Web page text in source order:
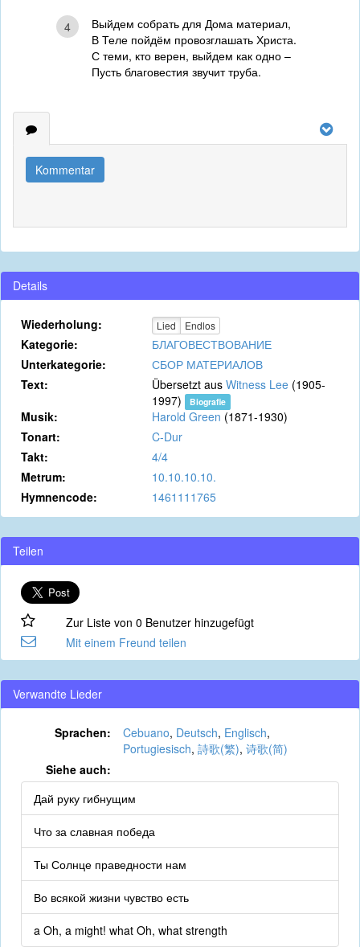
4
Выйдем собрать для Дома материал,
В Теле пойдём провозглашать Христа.
С теми, кто верен, выйдем как одно –
Пусть благовестия звучит труба.
Kommentar
Details
Wiederholung: Lied Endlos
Kategorie:
БЛАГОВЕСТВОВАНИЕ
Unterkategorie:
СБОР МАТЕРИАЛОВ
Text:
Übersetzt aus Witness Lee (1905-
1997)
Biografie
Musik: Harold Green (1871-1930)
Tonart:
C-Dur
Takt:
4/4
Metrum:
10.10.10.10.
Hymnencode:
1461111765
Teilen
Zur Liste von 0 Benutzer hinzugefügt
Mit einem Freund teilen
Verwandte Lieder
Sprachen: Cebuano, Deutsch, Englisch,
Portugiesisch, 詩歌(繁), 诗歌(简)
Siehe auch:
Дай руку гибнущим
Что за славная победа
Ты Солнце праведности нам
Во всякой жизни чувство есть
a Oh, a might! what Oh, what strength